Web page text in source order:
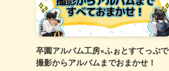
卒園アルバム工房×ふぉとすてっぷで
撮影からアルバムまでおまかせ！